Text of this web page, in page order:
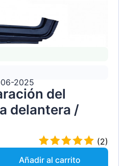
2025
del
delantera /
(2)
Añadir al carrito